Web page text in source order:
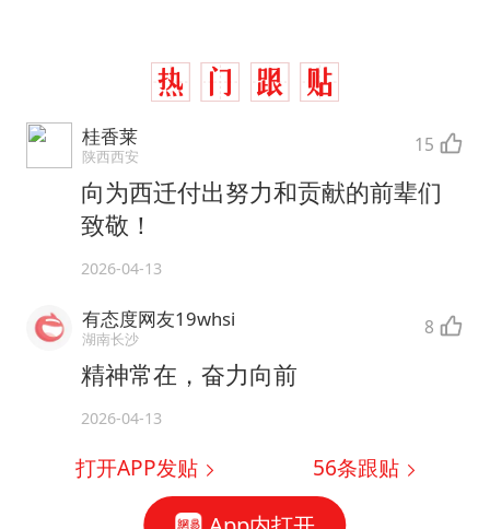
桂香莱
陕西西安 15
向为西迁付出努力和贡献的前辈们
致敬！
2026-04-13
有态度网友19whsi
湖南长沙 8
精神常在，奋力向前
2026-04-13
打开APP发贴 56条跟贴